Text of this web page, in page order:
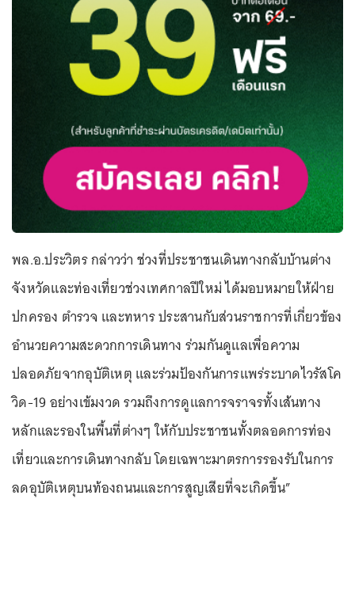
พล.อ.ประวิตร กล่าวว่า ช่วงที่ประชาชนเดินทางกลับบ้านต่าง
จังหวัดและท่องเที่ยวช่วงเทศกาลปีใหม่ ได้มอบหมายให้ฝ่าย
ปกครอง ตำรวจ และทหาร ประสานกับส่วนราชการที่เกี่ยวข้อง
อำนวยความสะดวกการเดินทาง ร่วมกันดูแลเพื่อความ
ปลอดภัยจากอุบัติเหตุ และร่วมป้องกันการแพร่ระบาดไวรัสโค
วิด-19 อย่างเข้มงวด รวมถึงการดูแลการจราจรทั้งเส้นทาง
หลักและรองในพื้นที่ต่างๆ ให้กับประชาชนทั้งตลอดการท่อง
เที่ยวและการเดินทางกลับ โดยเฉพาะมาตรการรองรับในการ
ลดอุบัติเหตุบนท้องถนนและการสูญเสียที่จะเกิดขึ้น”